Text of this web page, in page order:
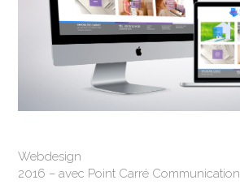
Webdesign
2016 – avec Point Carré Communication